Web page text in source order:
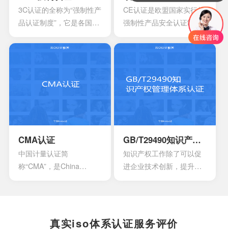
多方面过程能力的情况。
这时他们就会发现存在一
3C认证的全称为“强制性产
品认证制度”，它是各国**
安全、加强产品质量管
所谓3C认证，就是中国强
Certification，英文缩写
CCC。
CE认证是欧盟国家实行的
强制性产品安全认证制
度，目的是为了保障欧盟
国家人民的生命财产安
有一定危险性的产品，比
认证。
CMA认证
中国计量认证简
称“CMA”，是China
文缩写。是根据中华人民
共和国计量法的规定，由
GB/T29490知识产权管理体系认证
知识产权工作除了可以促
进企业技术创新，提升企
政策文件中，已经将企业
知识产权管理规范认证情
真实iso体系认证服务评价